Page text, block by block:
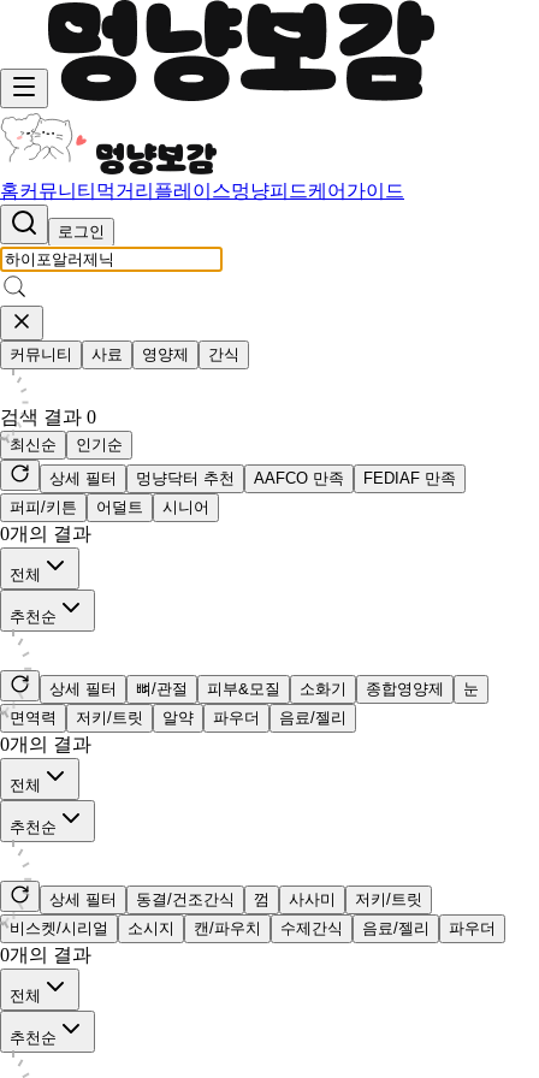
홈커뮤니티 먹거리 플레이스멍냥피드케어가이드
로그인
커뮤니티 사료 영양제 간식
검색 결과 0
최신순
인기순
상세 필터
멍냥닥터 추천 AAFCO 만족
FEDIAF 만족
퍼피/키튼
어덜트 시니어
0개의 결과
전체
추천순
상세 필터 뼈/관절 피부&모질 소화기 종합영양제
눈
면역력
저키/트릿 알약 파우더 음료/젤리
0개의 결과
전체
추천순
상세 필터 동결/건조간식 껌 사사미
저키/트릿
비스켓/시리얼
소시지 캔/파우치 수제간식 음료/젤리 파우더
0개의 결과
전체
추천순